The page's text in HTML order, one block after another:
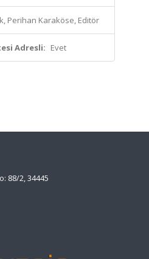
Perihan Karaköse, Editör
Adresli: Evet
88/2, 34445